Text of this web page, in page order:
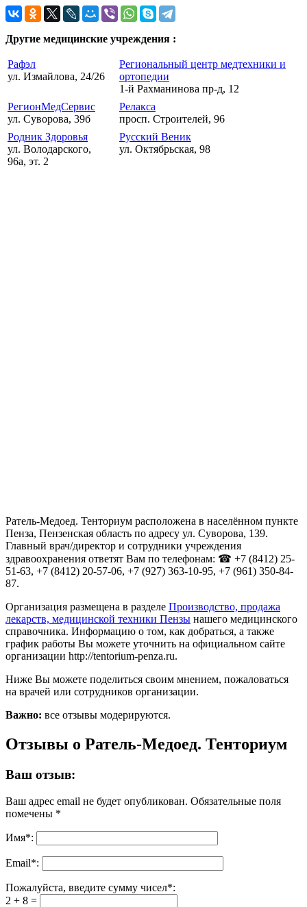
Другие медицинские учреждения :
Рафэл
ул. Измайлова, 24/26
Региональный центр медтехники и
ортопедии
1-й Рахманинова пр-д, 12
РегионМедСервис
ул. Суворова, 39б
Релакса
просп. Строителей, 96
Родник Здоровья
ул. Володарского,
96а, эт. 2
Русский Веник
ул. Октябрьская, 98
Ратель-Медоед. Тенториум расположена в населённом пункте
Пенза, Пензенская область по адресу ул. Суворова, 139.
Главный врач/директор и сотрудники учреждения
здравоохранения ответят Вам по телефонам: ☎ +7 (8412) 25-
51-63, +7 (8412) 20-57-06, +7 (927) 363-10-95, +7 (961) 350-84-
87.
Организация размещена в разделе Производство, продажа
лекарств, медицинской техники Пензы нашего медицинского
справочника. Информацию о том, как добраться, а также
график работы Вы можете уточнить на официальном сайте
организации http://tentorium-penza.ru.
Ниже Вы можете поделиться своим мнением, пожаловаться
на врачей или сотрудников организации.
Важно: все отзывы модерируются.
Отзывы о Ратель-Медоед. Тенториум
Ваш отзыв:
Ваш адрес email не будет опубликован. Обязательные поля
помечены *
Имя*:
Email*:
Пожалуйста, введите сумму чисел*:
2 + 8 =